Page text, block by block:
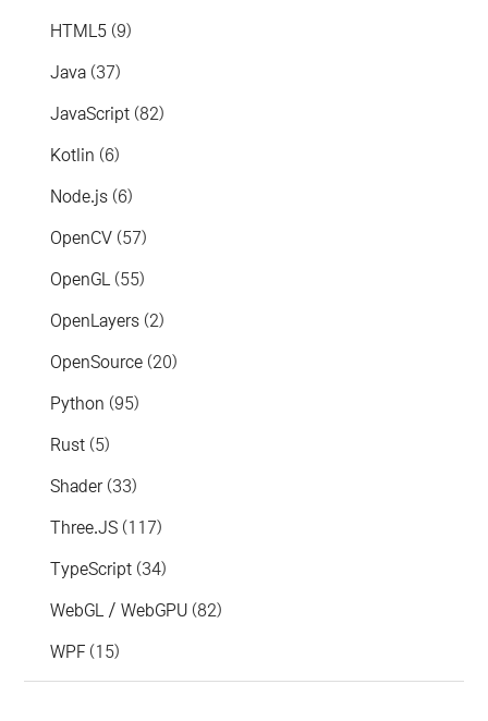
HTML5 (9)
Java (37)
JavaScript (82)
Kotlin (6)
Node.js (6)
OpenCV (57)
OpenGL (55)
OpenLayers (2)
OpenSource (20)
Python (95)
Rust (5)
Shader(33)
Three.JS (117)
TypeScript (34)
WebGL / WebGPU (82)
WPF (15)